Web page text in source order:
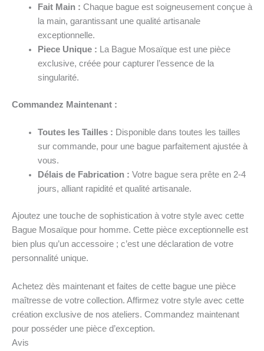
Fait Main : Chaque bague est soigneusement conçue à
la main, garantissant une qualité artisanale
exceptionnelle.
Piece Unique : La Bague Mosaïque est une pièce
exclusive, créée pour capturer l’essence de la
singularité.
Commandez Maintenant :
Toutes les Tailles : Disponible dans toutes les tailles
sur commande, pour une bague parfaitement ajustée à
vous.
Délais de Fabrication : Votre bague sera prête en 2-4
jours, alliant rapidité et qualité artisanale.
Ajoutez une touche de sophistication à votre style avec cette
Bague Mosaïque pour homme. Cette pièce exceptionnelle est
bien plus qu’un accessoire ; c’est une déclaration de votre
personnalité unique.
Achetez dès maintenant et faites de cette bague une pièce
maîtresse de votre collection. Affirmez votre style avec cette
création exclusive de nos ateliers. Commandez maintenant
pour posséder une pièce d’exception.
Avis